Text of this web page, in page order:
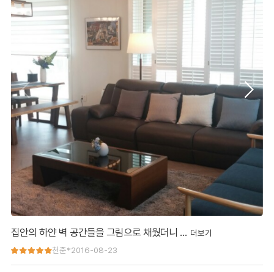
집안의 하얀 벽 공간들을 그림으로 채웠더니 …
집안의 하얀 벽 공간들을 그림으로 채웠더니 분위기가 훨씬 좋아졌
천준*2016-08-23